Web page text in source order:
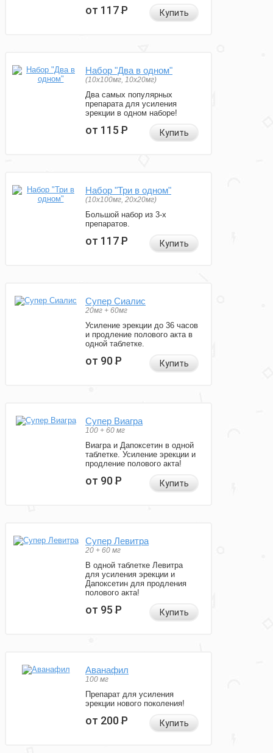
от 117Р Купить
Набор "Два в одном"
(10x100мг, 10x20мг)
Два самых популярных
препарата для усиления
эрекции в одном наборе!
от 115Р Купить
Набор "Три в одном"
(10x100мг, 20x20мг)
Большой набор из 3-х
препаратов.
от 117Р Купить
Супер Сиалис
20мг + 60мг
Усиление эрекции до 36 часов
и продление полового акта в
одной таблетке.
от 90Р Купить
Супер Виагра
100 + 60 мг
Виагра и Дапоксетин в одной
таблетке. Усиление эрекции и
продление полового акта!
от 90Р Купить
Супер Левитра
20 + 60 мг
В одной таблетке Левитра
для усиления эрекции и
Дапоксетин для продления
полового акта!
от 95Р Купить
Аванафил
100 мг
Препарат для усиления
эрекции нового поколения!
от 200Р Купить